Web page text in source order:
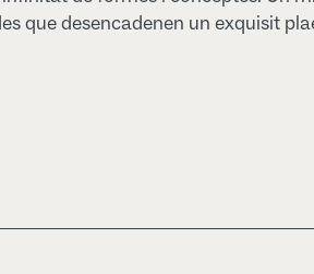
que desencadenen un exquisit